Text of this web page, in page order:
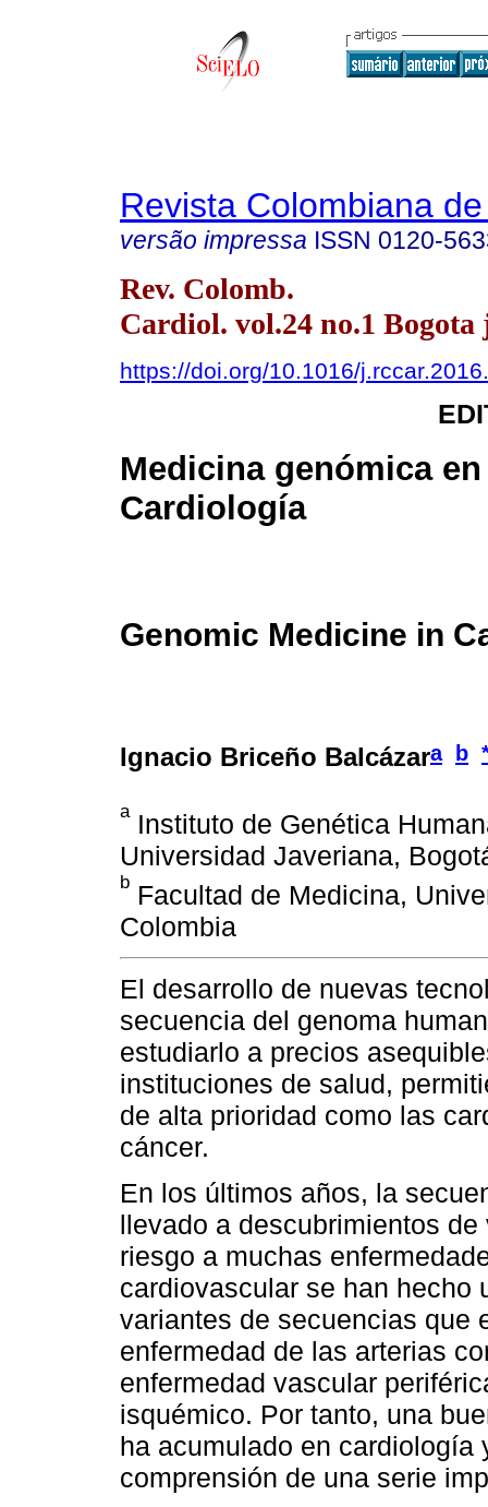
Revista Colombiana
versão impressa ISSN 0120-
Rev. Colomb.
Cardiol. vol.24 no.1 Bogota
https://doi.org/10.1016/
Medicina genómica en
Cardiología
Genomic Medicine in
Ignacio Briceño Balcázara b
aInstituto de Genética
Universidad Javeriana,
b Facultad de Medicina,
Colombia
El desarrollo de nuevas
secuencia del genoma
estudiarlo a precios
instituciones de salud,
de alta prioridad como las
cáncer.
En los últimos años, la
llevado a descubrimientos
riesgo a muchas
cardiovascular se han hecho
variantes de secuencias que
enfermedad de las arterias
enfermedad vascular
isquémico. Por tanto, una
ha acumulado en cardiología
comprensión de una serie